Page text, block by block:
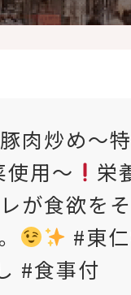
肉炒め〜特選香味ダ
肉炒め〜
用〜
栄
が食欲を
#東
#食事付